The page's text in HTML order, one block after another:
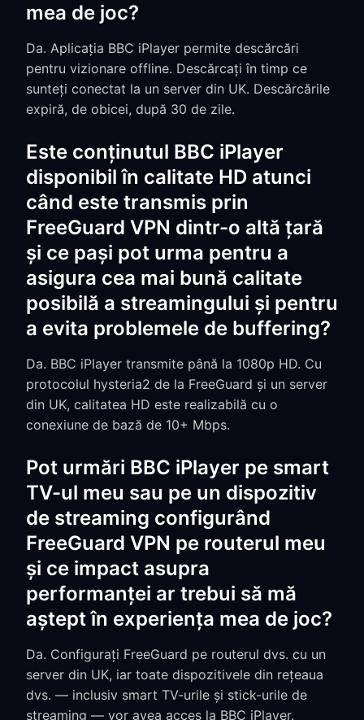
mea de joc?
Da. Aplicația BBC iPlayer permite descărcări
pentru vizionare offline. Descărcați în timp ce
sunteți conectat la un server din UK. Descărcările
expiră, de obicei, după 30 de zile.
Este conținutul BBC iPlayer
disponibil în calitate HD atunci
când este transmis prin
FreeGuard VPN dintr-o altă țară
și ce pași pot urma pentru a
asigura cea mai bună calitate
posibilă a streamingului și pentru
a evita problemele de buffering?
Da. BBC iPlayer transmite până la 1080p HD. Cu
protocolul hysteria2 de la FreeGuard și un server
din UK, calitatea HD este realizabilă cu o
conexiune de bază de 10+ Mbps.
Pot urmări BBC iPlayer pe smart
TV-ul meu sau pe un dispozitiv
de streaming configurând
FreeGuard VPN pe routerul meu
și ce impact asupra
performanței ar trebui să mă
aștept în experiența mea de joc?
Da. Configurați FreeGuard pe routerul dvs. cu un
server din UK, iar toate dispozitivele din rețeaua
dvs. — inclusiv smart TV-urile și stick-urile de
streaming — vor avea acces la BBC iPlayer.